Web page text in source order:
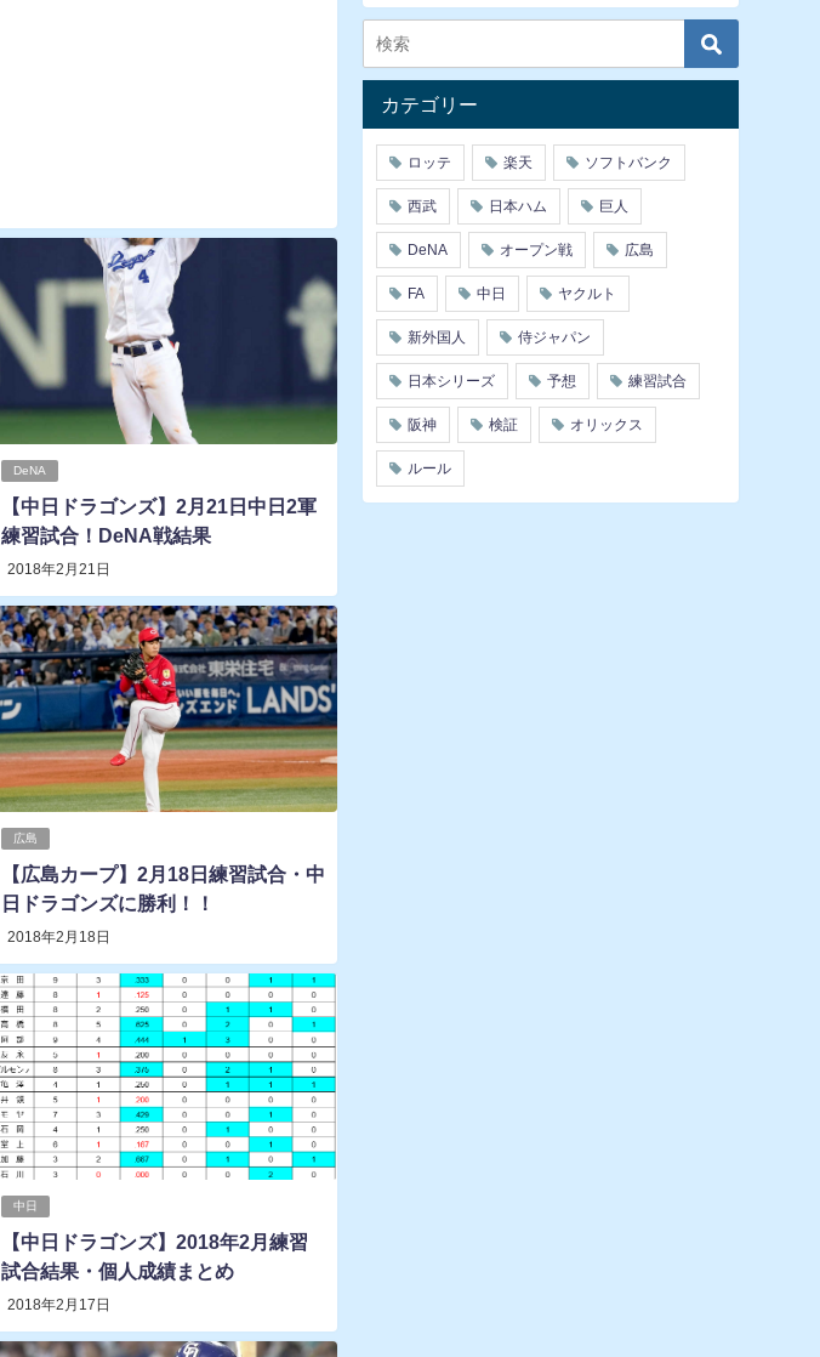
DeNA
【中日ドラゴンズ】2月21日中日2軍
練習試合！DeNA戦結果
2018年2月21日
広島
【広島カープ】2月18日練習試合・中
日ドラゴンズに勝利！！
2018年2月18日
中日
【中日ドラゴンズ】2018年2月練習
試合結果・個人成績まとめ
2018年2月17日
カテゴリー
ロッテ 楽天 ソフトバンク
西武 日本ハム 巨人
DeNA オープン戦 広島
FA 中日 ヤクルト
新外国人 侍ジャパン
日本シリーズ 予想 練習試合
阪神 検証 オリックス
ルール